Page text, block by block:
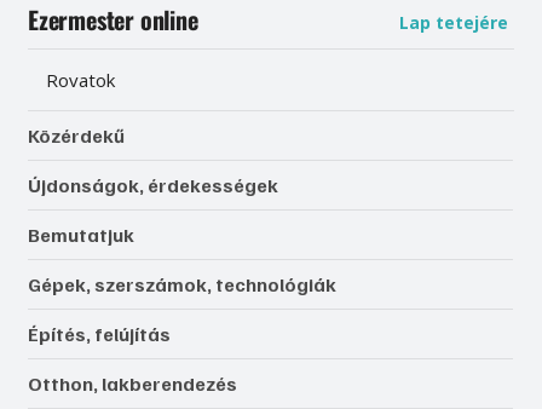
Ezermester online Lap tetejére
Rovatok
Közérdekű
Újdonságok, érdekességek
Bemutatjuk
Gépek, szerszámok, technológiák
Építés, felújítás
Otthon, lakberendezés